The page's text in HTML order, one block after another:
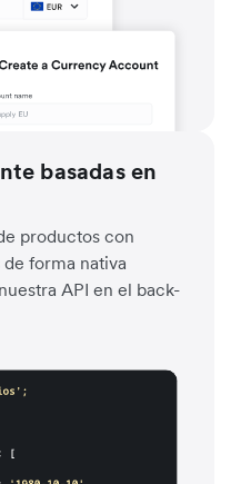
basadas en
productos con
forma nativa
API en el back-